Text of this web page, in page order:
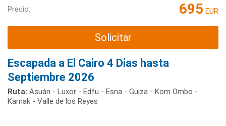
Precio: 695 EUR
Solicitar
Escapada a El Cairo 4 Dias hasta
Septiembre 2026
Ruta: Asuán - Luxor - Edfu - Esna - Guiza - Kom Ombo -
Karnak - Valle de los Reyes